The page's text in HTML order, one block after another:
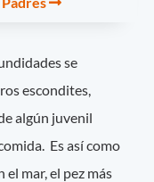
se
escondites,
algún juvenil
Es así como
mar, el pez más